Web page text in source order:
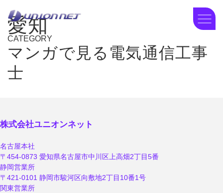
愛知
CATEGORY
マンガで見る電気通信工事
士
株式会社ユニオンネット
名古屋本社
〒454-0873 愛知県名古屋市中川区上高畑2丁目5番
静岡営業所
〒421-0101 静岡市駿河区向敷地2丁目10番1号
関東営業所